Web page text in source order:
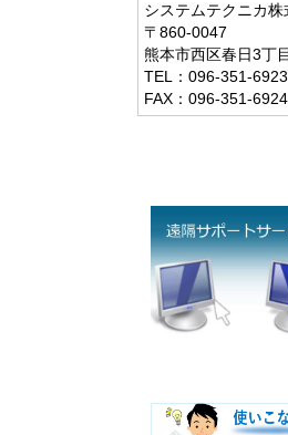
システムテクニカ株
〒860-0047
熊本市西区春日3丁
TEL：096-351-6923
FAX：096-351-6924